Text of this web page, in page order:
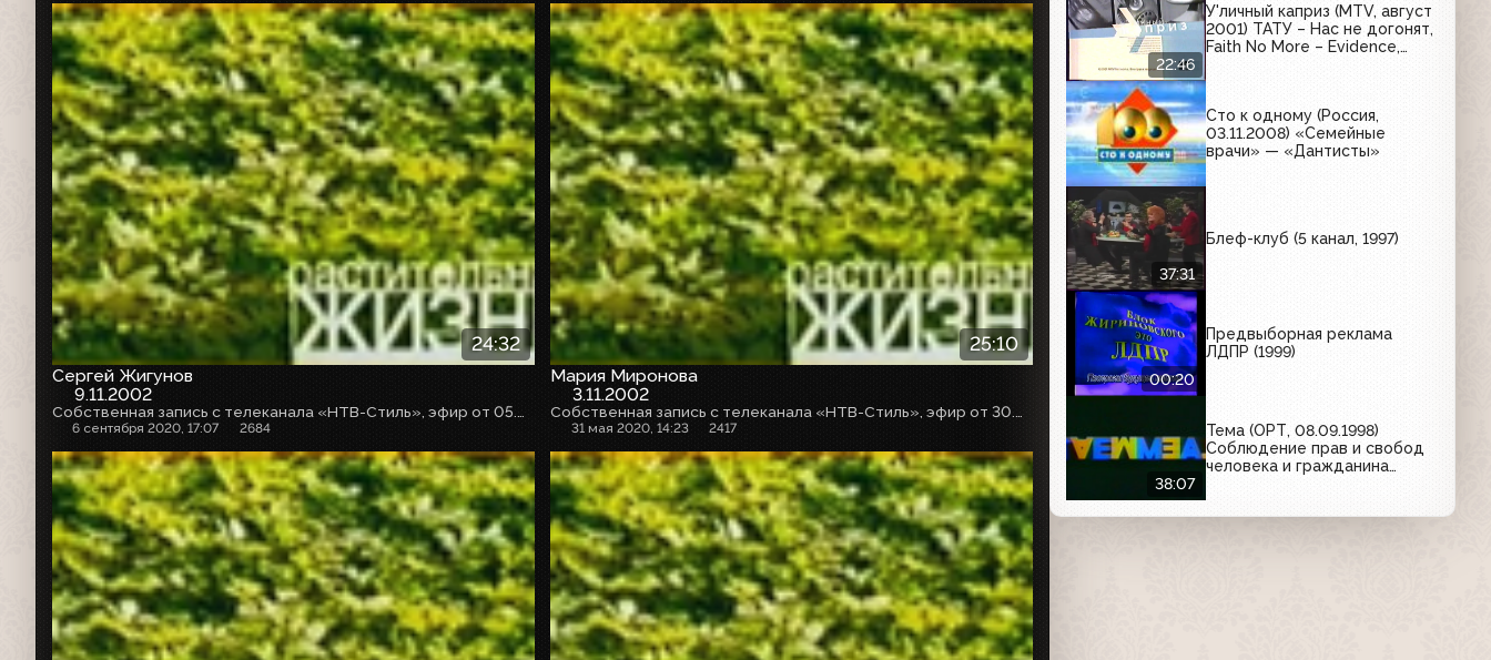
24:32
Сергей Жигунов
9.11.2002
6 сентября 2020, 17:07 2684
25:10
Мария Миронова
3.11.2002
31 мая 2020, 14:23 2417
22:46
У'личный каприз (MTV, август
2001) ТАТУ – Нас не догонят,
Faith No More – Evidence,
Music
Сто к одному (Россия,
03.11.2008) «Семейные
врачи» — «Дантисты»
37:31
Блеф-клуб (5 канал, 1997)
00:20
Предвыборная реклама
ЛДПР (1999)
38:07
Тема (ОРТ, 08.09.1998)
Соблюдение прав и свобод
человека и гражданина